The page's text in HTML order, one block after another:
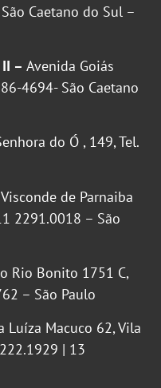
Caetano do Sul –
– Avenida Goiás
4694- São Caetano
do Ó , 149, Tel.
de Parnaiba
2291.0018 – São
Rio Bonito 1751 C,
– São Paulo
Luíza Macuco 62, Vila
| 13